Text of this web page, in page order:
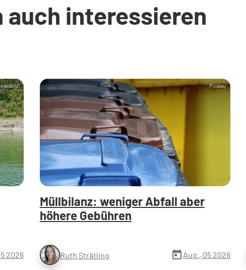
auch interessieren
2026
Pixabay
Müllbilanz: weniger Abfall aber
höhere Gebühren
Ruth Strätling todayAug., 05 2026